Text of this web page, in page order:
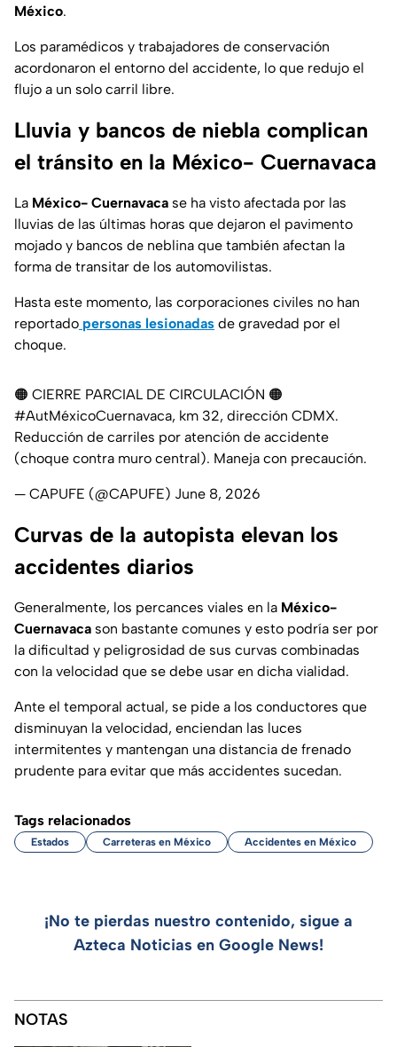
México.
Los paramédicos y trabajadores de conservación
acordonaron el entorno del accidente, lo que redujo el
flujo a un solo carril libre.
Lluvia y bancos de niebla complican
el tránsito en la México- Cuernavaca
La México- Cuernavaca se ha visto afectada por las
lluvias de las últimas horas que dejaron el pavimento
mojado y bancos de neblina que también afectan la
forma de transitar de los automovilistas.
Hasta este momento, las corporaciones civiles no han
reportado personas lesionadas de gravedad por el
choque.
🟠 CIERRE PARCIAL DE CIRCULACIÓN 🟠
#AutMéxicoCuernavaca, km 32, dirección CDMX.
Reducción de carriles por atención de accidente
(choque contra muro central). Maneja con precaución.
— CAPUFE (@CAPUFE) June 8, 2026
Curvas de la autopista elevan los
accidentes diarios
Generalmente, los percances viales en la México-
Cuernavaca son bastante comunes y esto podría ser por
la dificultad y peligrosidad de sus curvas combinadas
con la velocidad que se debe usar en dicha vialidad.
Ante el temporal actual, se pide a los conductores que
disminuyan la velocidad, enciendan las luces
intermitentes y mantengan una distancia de frenado
prudente para evitar que más accidentes sucedan.
Tags relacionados
Estados Carreteras en México Accidentes en México
¡No te pierdas nuestro contenido, sigue a
Azteca Noticias en Google News!
NOTAS